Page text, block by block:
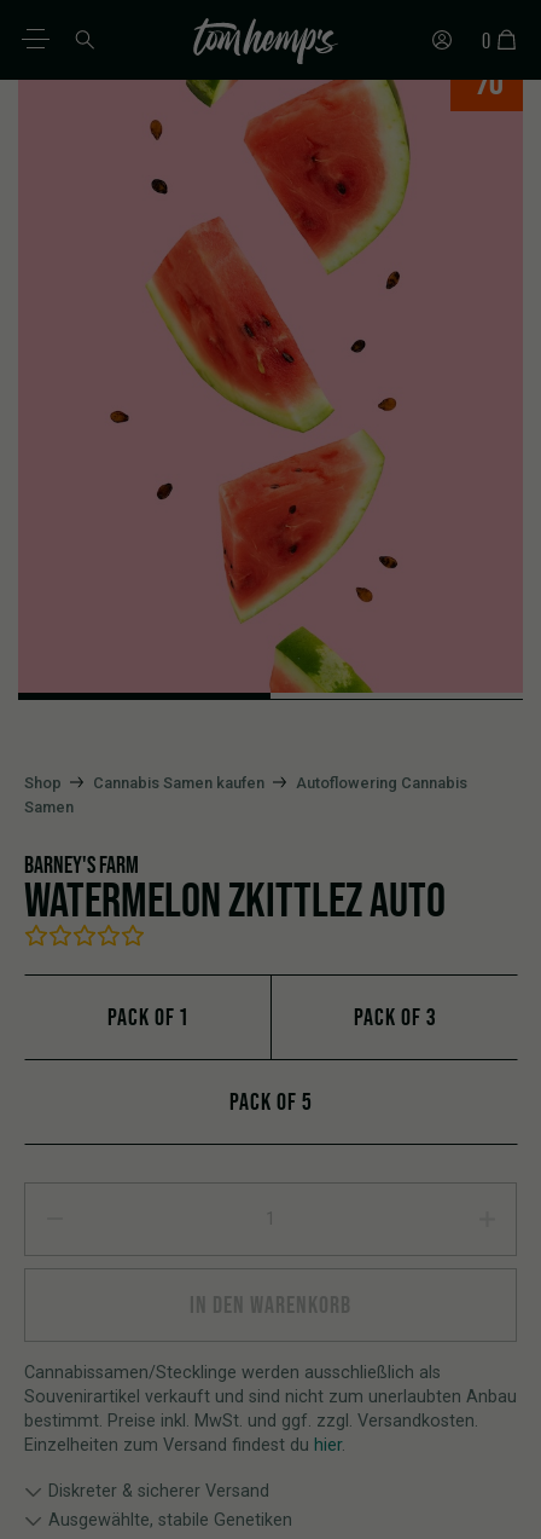
0
%
Shop Cannabis Samen kaufen
Autoflowering Cannabis
Samen
BARNEY'S FARM
WATERMELON ZKITTLEZ AUTO
PACK OF 1 PACK OF 3
PACK OF 5
IN DEN WARENKORB
Cannabissamen/Stecklinge werden ausschließlich als
Souvenirartikel verkauft und sind nicht zum unerlaubten Anbau
bestimmt. Preise inkl. MwSt. und ggf. zzgl. Versandkosten.
Einzelheiten zum Versand findest du hier.
Diskreter & sicherer Versand
Ausgewählte, stabile Genetiken